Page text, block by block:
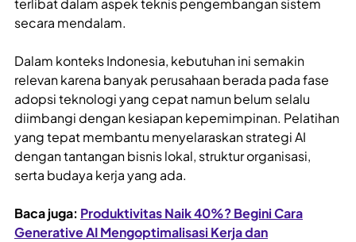
terlibat dalam aspek teknis pengembangan sistem
secara mendalam.
Dalam konteks Indonesia, kebutuhan ini semakin
relevan karena banyak perusahaan berada pada fase
adopsi teknologi yang cepat namun belum selalu
diimbangi dengan kesiapan kepemimpinan. Pelatihan
yang tepat membantu menyelaraskan strategi AI
dengan tantangan bisnis lokal, struktur organisasi,
serta budaya kerja yang ada.
Baca juga: Produktivitas Naik 40%? Begini Cara
Generative AI Mengoptimalisasi Kerja dan